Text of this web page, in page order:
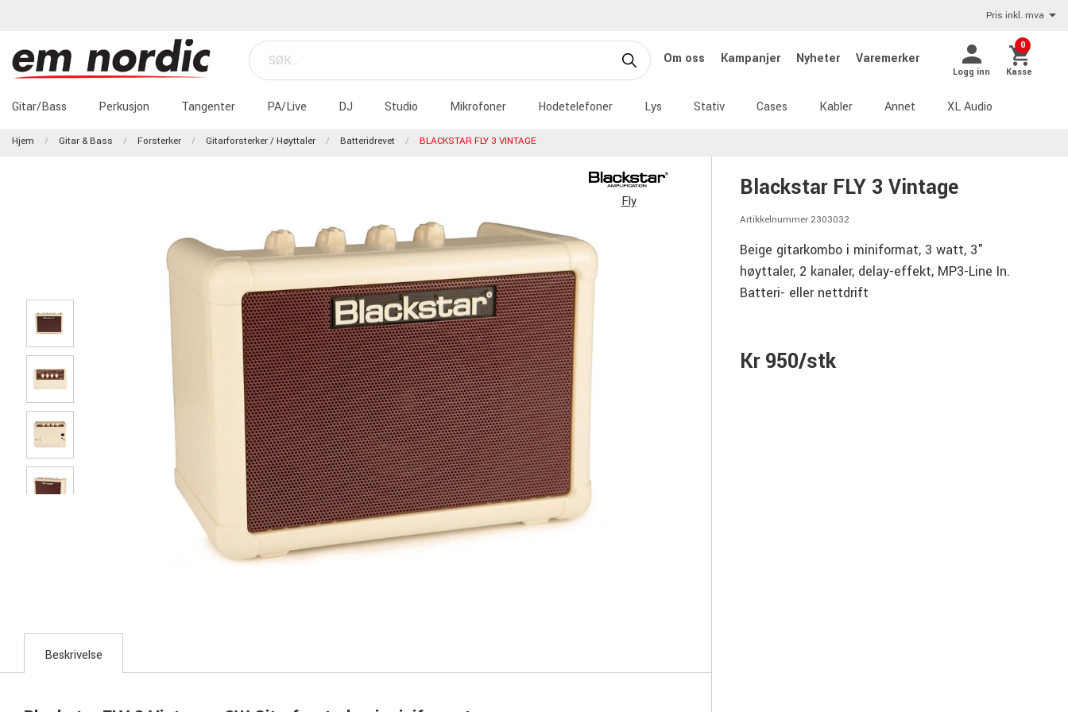
Pris inkl. mva
Om oss Kampanjer Nyheter Varemerker
Logg inn
0
Kasse
Gitar/Bass Perkusjon Tangenter PA/Live DJ Studio Mikrofoner Hodetelefoner Lys Stativ Cases Kabler Annet XL Audio
Hjem Gitar & Bass Forsterker Gitarforsterker / Høyttaler Batteridrevet BLACKSTAR FLY 3 VINTAGE
Fly Blackstar FLY 3 Vintage
Artikkelnummer 2303032
Beige gitarkombo i miniformat, 3 watt, 3"
høyttaler, 2 kanaler, delay-effekt, MP3-Line In.
Batteri- eller nettdrift
Kr 950/stk
Beskrivelse